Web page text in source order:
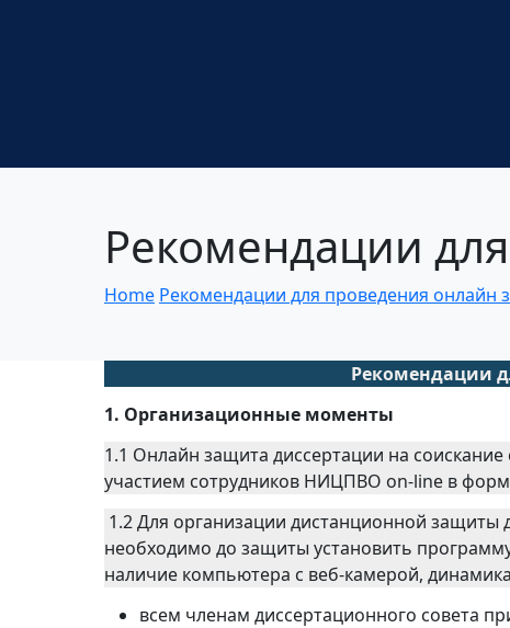
Рекомендации
Home Рекомендации для проведения онлайн
Рекомендации
1. Организационные моменты
1.1 Онлайн защита диссертации на
участием сотрудников НИЦПВО on-line в
1.2 Для организации дистанционной защиты
необходимо до защиты установить
наличие компьютера с веб-камерой,
всем членам диссертационного совета